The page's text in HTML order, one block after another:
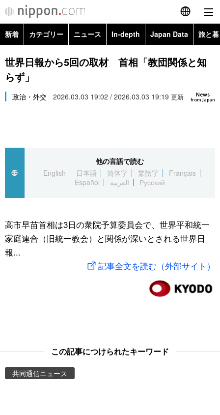
English
简体字
Русский
カテゴリー
経済・ビジネス
国際
文化
トップ
アーカイブ
In-depth
Japan Data
動画/Live
People
新着 カテゴリー ニュース In-depth Japan Data 旅と
政治・外交
経済・ビジネス
スポーツ・東京2020
Topics
世界日報から5回の取材 首相「教団関係と知
らず」
News
from Japan
政治・外交 2026.03.03 19:02 / 2026.03.03 19:19 更新
他の言語で読む
English
日本語 简体字 繁體字
Français
Español
العربية Русский
高市早苗首相は3日の衆院予算委員会で、世界平和統一
家庭連合（旧統一教会）と関係が深いとされる世界日
報...
記事全文を読む（外部サイト）
この記事につけられたキーワード
共同通信ニュース